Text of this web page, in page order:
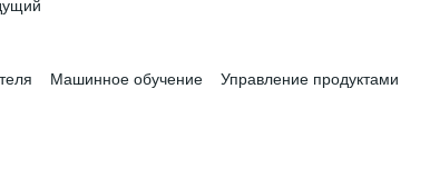
Машинное обучение Управление продуктами